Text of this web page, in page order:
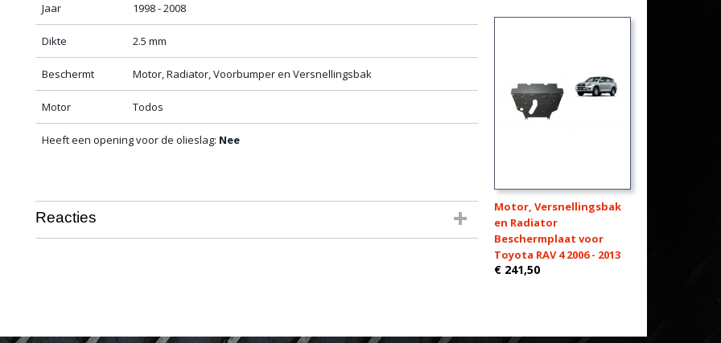
Jaar 1998 - 2008
Dikte 2.5 mm
Beschermt Motor, Radiator, Voorbumper en Versnellingsbak
Motor Todos
Heeft een opening voor de olieslag: Nee
Reacties
Motor, Versnellingsbak
en Radiator
Beschermplaat voor
Toyota RAV 4 2006 - 2013
€ 241,50